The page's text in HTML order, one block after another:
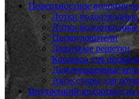
Поверхностное
Лотки
Лотки
Пескоуловители
Ливневые решетки
Корзины для
Дождеприемные
Аксессуары для
Внутренний водоотвод из